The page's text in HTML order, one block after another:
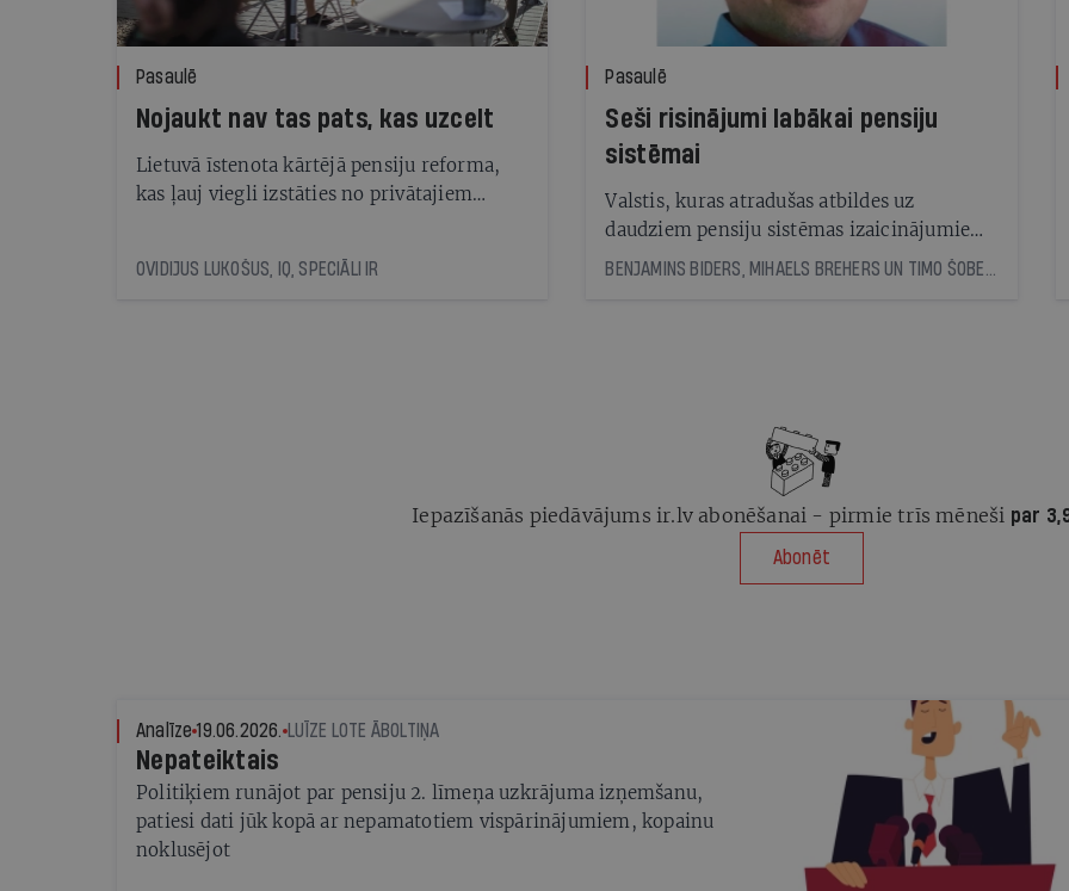
Pasaulē
Nojaukt nav tas pats, kas uzcelt
Lietuvā īstenota kārtējā pensiju reforma,
kas ļauj viegli izstāties no privātajiem
OVIDIJUS LUKOŠUS, IQ, SPECIĀLI IR
Pasaulē
Seši risinājumi labākai pensiju
sistēmai
Valstis, kuras atradušas atbildes uz
daudziem pensiju sistēmas izaicinājumiem,
un kā to radītie risinājumi var kalpot par
Iepazīšanās piedāvājums ir.lv abonēšanai - pirmie trīs mēneši par
Abonēt
Analīze 19.06.2026. LUĪZE LOTE ĀBOLTIŅA
Nepateiktais
Politiķiem runājot par pensiju 2. līmeņa uzkrājuma izņemšanu,
patiesi dati jūk kopā ar nepamatotiem vispārinājumiem, kopainu
noklusējot